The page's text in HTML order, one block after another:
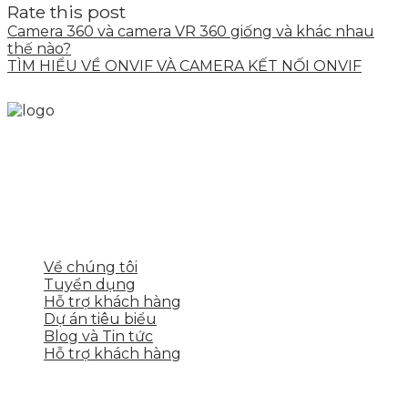
Rate this post
Camera 360 và camera VR 360 giống và khác nhau
thế nào?
TÌM HIỂU VỀ ONVIF VÀ CAMERA KẾT NỐI ONVIF
Về chúng tôi
Tuyển dụng
Hỗ trợ khách hàng
Dự án tiêu biểu
Blog và Tin tức
Hỗ trợ khách hàng